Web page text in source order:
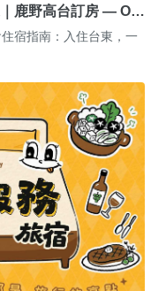
｜鹿野高台訂房 — O…
宿指南：入住台東，一